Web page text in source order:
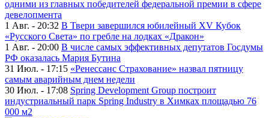
одними из главных победителей федеральной премии в сфере
девелопмента
1 Авг. - 20:32 В Твери завершился юбилейный XV Кубок
«Русского Света» по гребле на лодках «Дракон»
1 Авг. - 20:00 В числе самых эффективных депутатов Госдумы
РФ оказалась Мария Бутина
31 Июл. - 17:15 «Ренессанс Страхование» назвал пятницу
самым аварийным днем недели
30 Июл. - 17:08 Spring Development Group построит
индустриальный парк Spring Industry в Химках площадью 76
000 м2